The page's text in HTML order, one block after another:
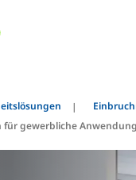
für gewerbliche